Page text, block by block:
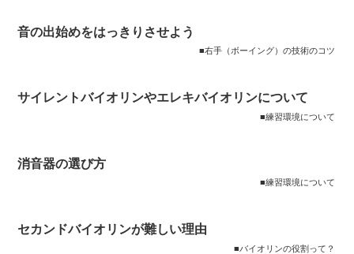
音の出始めをはっきりさせよう
■右手（ボーイング）の技術のコツ
サイレントバイオリンやエレキバイオリンについて
■練習環境について
消音器の選び方
■練習環境について
セカンドバイオリンが難しい理由
■バイオリンの役割って？